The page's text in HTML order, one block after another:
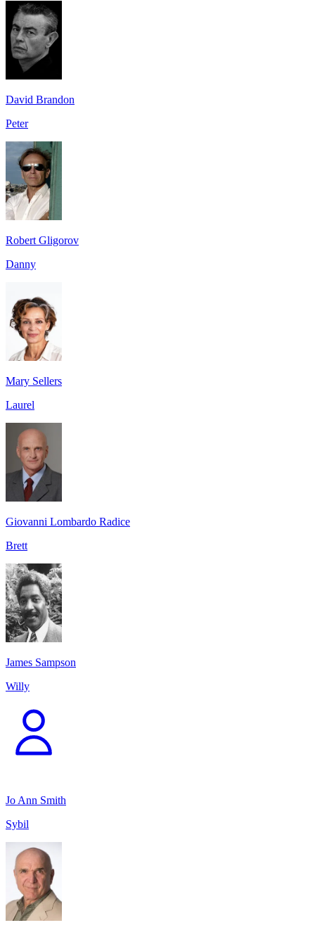
David Brandon
Peter
Robert Gligorov
Danny
Mary Sellers
Laurel
Giovanni Lombardo Radice
Brett
James Sampson
Willy
Jo Ann Smith
Sybil